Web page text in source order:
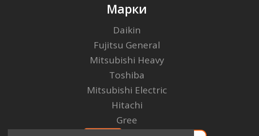
Марки
Daikin
Fujitsu General
Mitsubishi Heavy
Toshiba
Mitsubishi Electric
Hitachi
Gree